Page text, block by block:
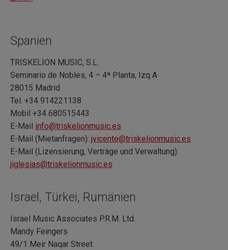
Spanien
TRISKELION MUSIC, S.L.
Seminario de Nobles, 4 – 4ª Planta, Izq A
28015 Madrid
Tel. +34 914221138
Mobil +34 680515443
E-Mail info@triskelionmusic.es
E-Mail (Mietanfragen): jvicente@triskelionmusic.es
E-Mail (Lizensierung, Verträge und Verwaltung):
jiglesias@triskelionmusic.es
Israel, Türkei, Rumänien
Israel Music Associates P.R.M. Ltd.
Mandy Feingers
49/1 Meir Naqar Street